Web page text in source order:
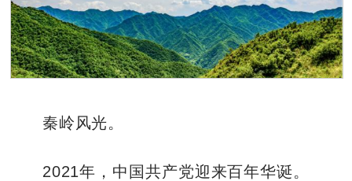
秦岭风光。
2021年，中国共产党迎来百年华诞。